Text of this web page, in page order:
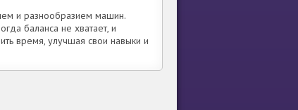
и разнообразием машин.
баланса не хватает, и
время, улучшая свои навыки и